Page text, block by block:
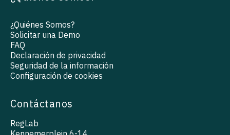
¿Quiénes Somos?
Solicitar una Demo
FAQ
Declaración de privacidad
Seguridad de la información
Configuración de cookies
Contáctanos
RegLab